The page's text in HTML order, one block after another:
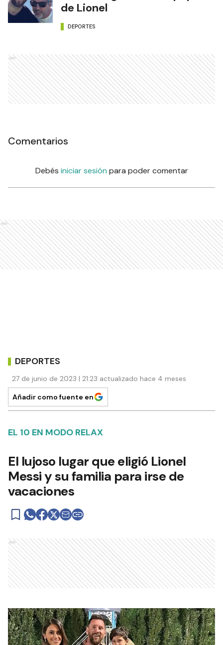
de Lionel
DEPORTES
Ads
Comentarios
Debés iniciar sesión para poder comentar
Ads
DEPORTES
27 de junio de 2023 | 21:23 actualizado hace 4 meses
Añadir como fuente en
EL 10 EN MODO RELAX
El lujoso lugar que eligió Lionel
Messi y su familia para irse de
vacaciones
Ads